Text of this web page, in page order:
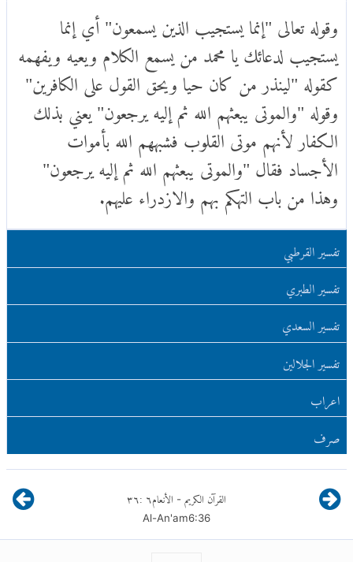
وقوله تعالى "إنما يستجيب الذين يسمعون" أي إنما
يستجيب لدعائك يا محمد من يسمع الكلام ويعيه ويفهمه
كقوله "لينذر من كان حيا ويحق القول على الكافرين"
وقوله "والموتى يبعثهم الله ثم إليه يرجعون" يعني بذلك
الكفار لأنهم موتى القلوب فشبههم الله بأموات
الأجساد فقال "والموتى يبعثهم الله ثم إليه يرجعون"
وهذا من باب التهكم بهم والازدراء عليهم.
تفسير القرطبي
تفسير الطبري
تفسير السعدي
تفسير الجلالين
اعراب
صرف
القرآن الكريم - الأنعام٦:٣٦
Al-An'am6:36